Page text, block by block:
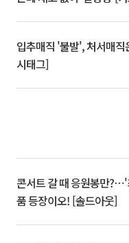
입추매직 '불발', 처서매직
시태그]
콘서트 갈 때 응원봉만
품 등장이오! [솔드아웃]